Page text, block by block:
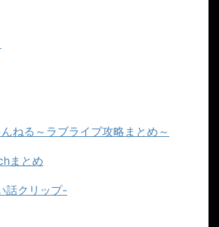
ねる～ラブライブ攻略まとめ～
まとめ
クリップ-